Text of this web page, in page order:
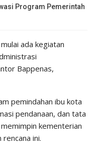
Program Pemerintah
ada kegiatan
Bappenas,
pemindahan ibu kota
pendanaan, dan tata
kementerian
ini.